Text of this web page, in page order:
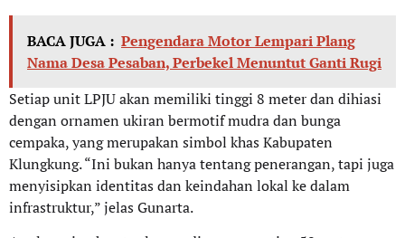
BACA JUGA : Pengendara Motor Lempari Plang
Nama Desa Pesaban, Perbekel Menuntut Ganti Rugi
Setiap unit LPJU akan memiliki tinggi 8 meter dan dihiasi
dengan ornamen ukiran bermotif mudra dan bunga
cempaka, yang merupakan simbol khas Kabupaten
Klungkung. “Ini bukan hanya tentang penerangan, tapi juga
menyisipkan identitas dan keindahan lokal ke dalam
infrastruktur,” jelas Gunarta.